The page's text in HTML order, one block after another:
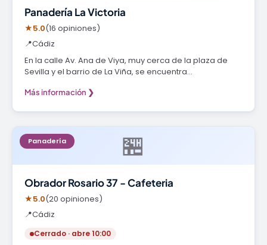
Panadería La Victoria
★5.0(16 opiniones)
📍Cádiz
En la calle Av. Ana de Viya, muy cerca de la plaza de
Sevilla y el barrio de La Viña, se encuentra…
Más información ❯
🏪
Panadería
Obrador Rosario 37 - Cafeteria
★5.0(20 opiniones)
📍Cádiz
Cerrado · abre 10:00